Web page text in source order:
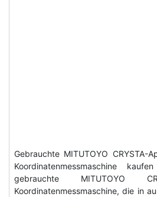
Gebrauchte MITUTOYO CRYSTA-
Koordinatenmessmaschine
gebrauchte MITUTOYO
Koordinatenmessmaschine, die in